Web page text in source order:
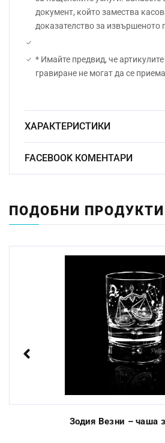
документ, който замества
доказателство за извършеното
* Имайте предвид, че
гравиране не могат да се
ХАРАКТЕРИСТИКИ
Материал:
Размер:
Стандартен срок за
FACEBOOK КОМЕНТАРИ
ПОДОБНИ ПРОДУКТИ
Зодия Везни – чаша